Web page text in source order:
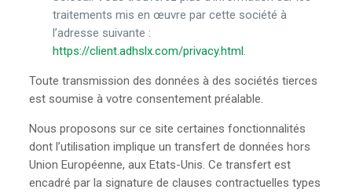
traitements mis en œuvre par cette société à
l’adresse suivante :
https://client.adhslx.com/privacy.html.
Toute transmission des données à des sociétés tierces
est soumise à votre consentement préalable.
Nous proposons sur ce site certaines fonctionnalités
dont l’utilisation implique un transfert de données hors
Union Européenne, aux Etats-Unis. Ce transfert est
encadré par la signature de clauses contractuelles types